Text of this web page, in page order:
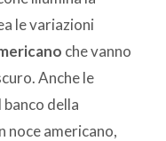
le variazioni
che vanno
Anche le
della
noce americano,